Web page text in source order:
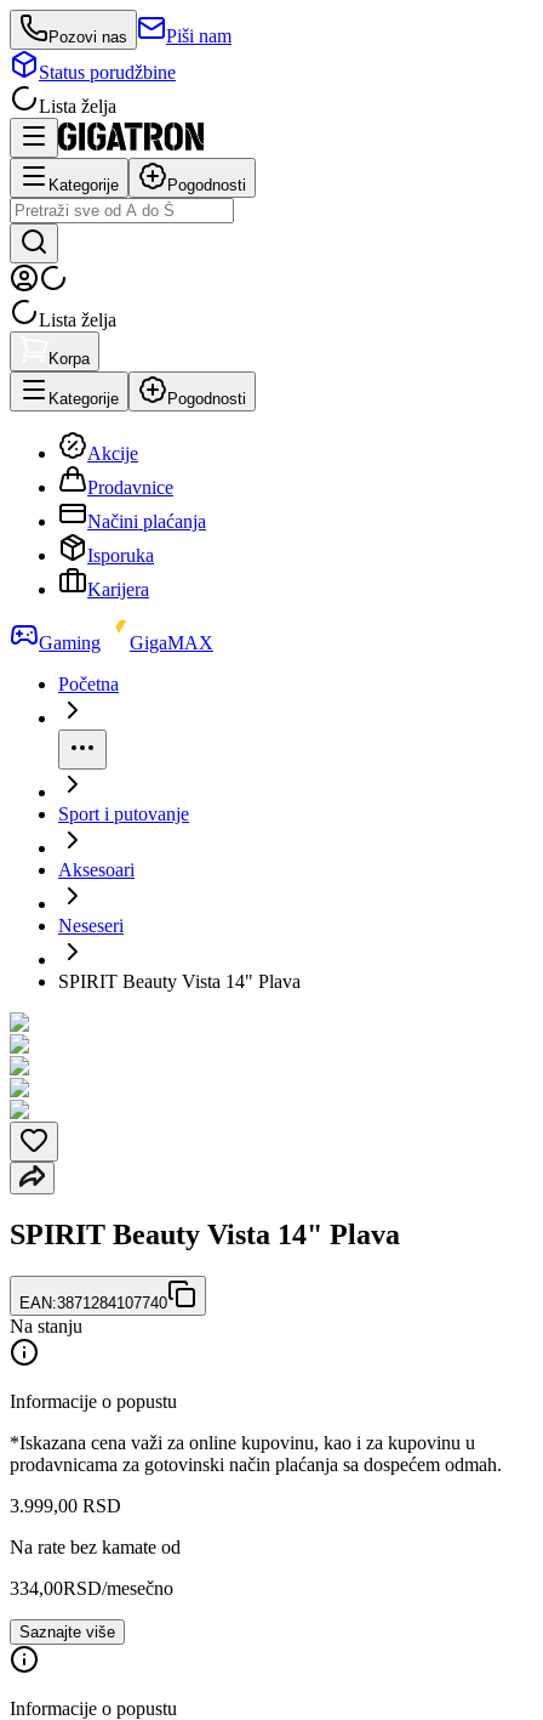
Pozovi nas
Piši nam
Status porudžbine
Lista želja
Kategorije Pogodnosti
Lista želja
Korpa
Kategorije Pogodnosti
Akcije
Prodavnice
Načini plaćanja
Isporuka
Karijera
Gaming
GigaMAX
Početna
Sport i putovanje
Aksesoari
Neseseri
SPIRIT Beauty Vista 14" Plava
SPIRIT Beauty Vista 14" Plava
EAN:3871284107740
Na stanju
Informacije o popustu
*Iskazana cena važi za online kupovinu, kao i za kupovinu u
prodavnicama za gotovinski način plaćanja sa dospećem odmah.
3.999,00 RSD
Na rate bez kamate od
334,00RSD/mesečno
Saznajte više
Informacije o popustu